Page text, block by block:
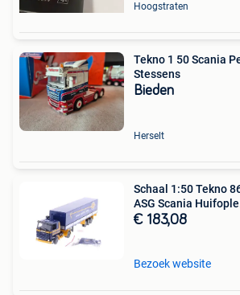
Hoogstraten
Tekno 1 50 Scania
Stessens
Bieden
Herselt
Schaal 1:50 Tekno
ASG Scania
€ 183,08
Bezoek website